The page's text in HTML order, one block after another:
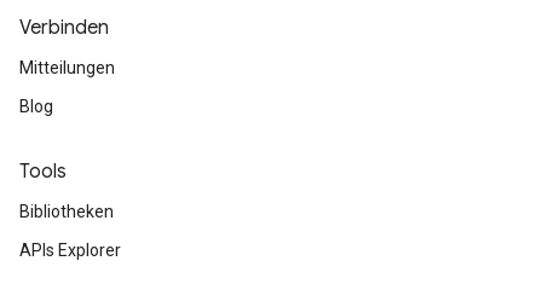
Verbinden
Mitteilungen
Blog
Tools
Bibliotheken
APIs Explorer